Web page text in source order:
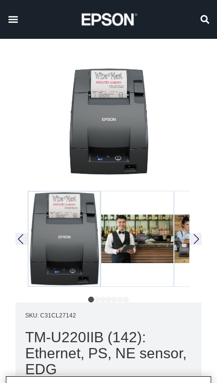
SKU: C31CL27142
TM-U220IIB (142):
Ethernet, PS, NE sensor,
EDG